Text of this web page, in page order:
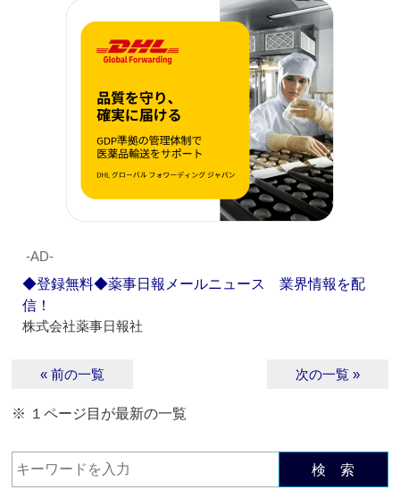
‐AD‐
◆登録無料◆薬事日報メールニュース 業界情報を配
信！
株式会社薬事日報社
« 前の一覧 次の一覧 »
※ １ページ目が最新の一覧
検 索